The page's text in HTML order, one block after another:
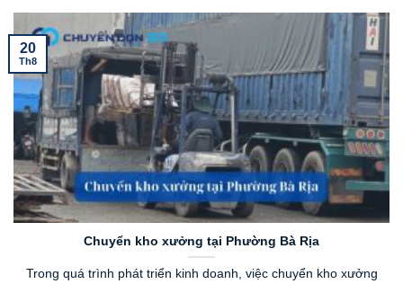
Chuyển kho xưởng tại Phường Bà Rịa
Trong quá trình phát triển kinh doanh, việc chuyển kho xưởng
20
Th8